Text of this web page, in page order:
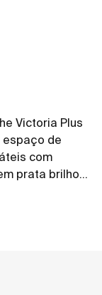
Victoria Plus
espaço de
com
prata brilho
Maxiclean®